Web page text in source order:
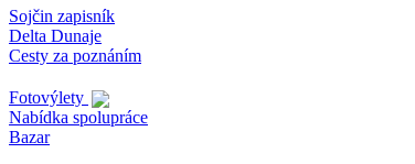
Sojčin zapisník
Delta Dunaje
Cesty za poznáním
Fotovýlety
Nabídka spolupráce
Bazar